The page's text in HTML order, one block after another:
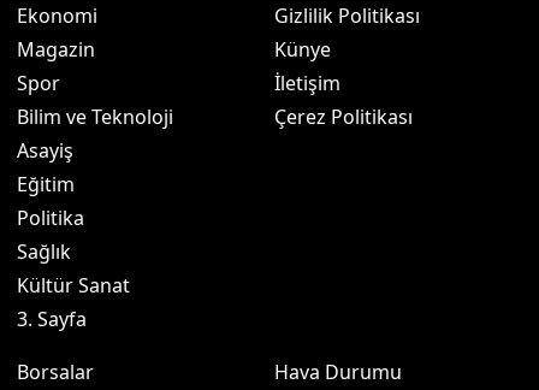
Ekonomi
Magazin
Spor
Bilim ve Teknoloji
Asayiş
Eğitim
Politika
Sağlık
Kültür Sanat
3. Sayfa
Gizlilik Politikası
Künye
İletişim
Çerez Politikası
Borsalar
Hava Durumu